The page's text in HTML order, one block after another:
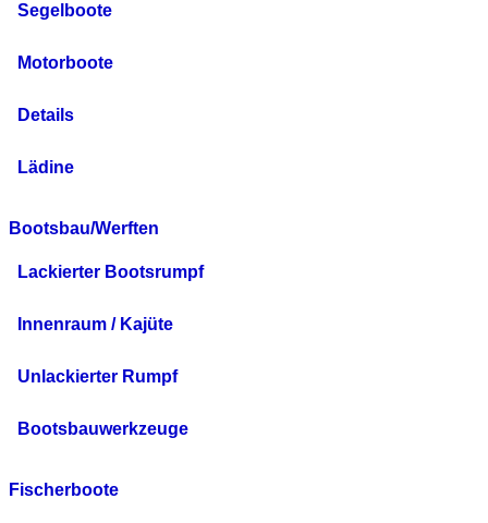
Segelboote
Motorboote
Details
Lädine
Bootsbau/Werften
Lackierter Bootsrumpf
Innenraum / Kajüte
Unlackierter Rumpf
Bootsbauwerkzeuge
Fischerboote